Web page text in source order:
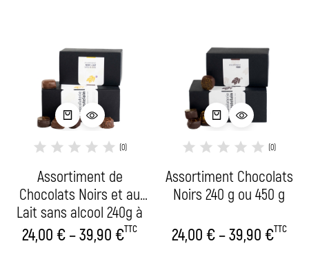
(0)
Assortiment de
Chocolats Noirs et au
Lait sans alcool 240g à
450g
24,00€ –39,90€TTC
(0)
Assortiment Chocolats
Noirs 240 g ou 450 g
24,00 €–39,90 €TTC